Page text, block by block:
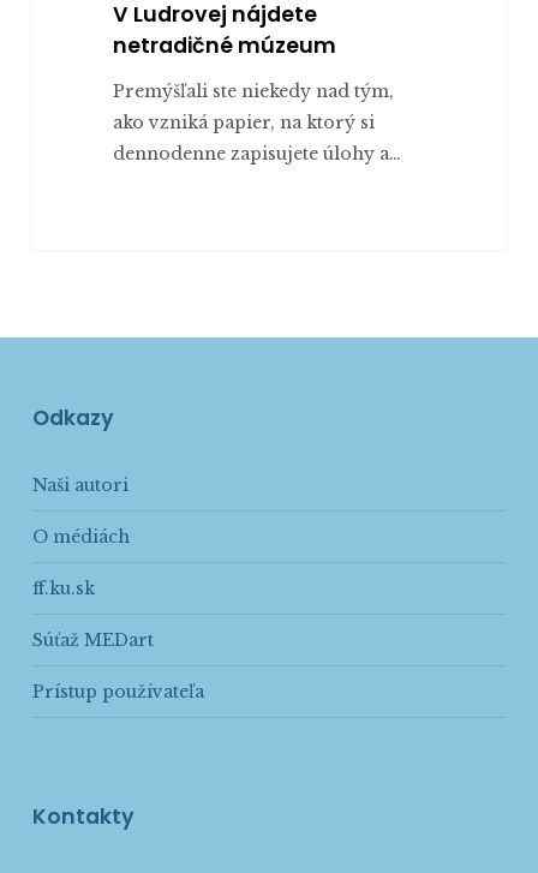
V Ludrovej nájdete
netradičné múzeum
Premýšľali ste niekedy nad tým,
ako vzniká papier, na ktorý si
dennodenne zapisujete úlohy a…
Odkazy
Naši autori
O médiách
ff.ku.sk
Súťaž MEDart
Prístup používateľa
Kontakty